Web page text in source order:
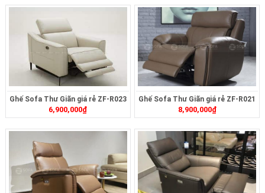
Ghế Sofa Thư Giãn giá rẻ ZF-R023
6,900,000₫
Ghế Sofa Thư Giãn giá rẻ ZF-R021
8,900,000₫